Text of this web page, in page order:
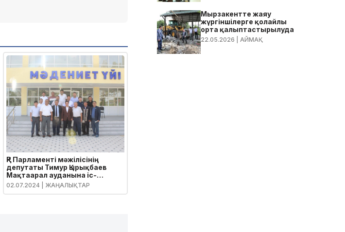
ҚР Парламенті мәжілісінің
депутаты Тимур Қырықбаев
Мақтаарал ауданына іс-
сапармен келді
02.07.2024 | ЖАҢАЛЫҚТАР
Мырзакентте жаяу
жүргіншілерге қолайлы
орта қалыптастырылуда
22.05.2026 | АЙМАҚ